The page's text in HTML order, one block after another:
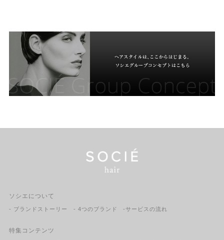
ソシエについて
- ブランドストーリー - 4つのブランド -サービスの流れ
特集コンテンツ